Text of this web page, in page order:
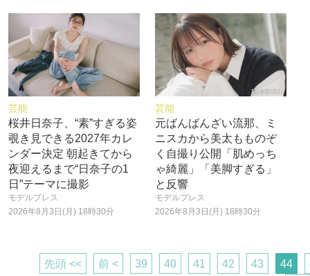
芸能
桜井日奈子、“素”すぎる姿
覗き見できる2027年カレ
ンダー決定 朝起きてから
夜迎えるまで“日奈子の1
日”テーマに撮影
モデルプレス
2026年8月3日(月) 18時30分
芸能
元ばんばんざい流那、ミ
ニスカから美太もものぞ
く自撮り公開「肌めっち
ゃ綺麗」「美脚すぎる」
と反響
モデルプレス
2026年8月3日(月) 18時30分
先頭 << 前 < 39 40 41 42 43 44